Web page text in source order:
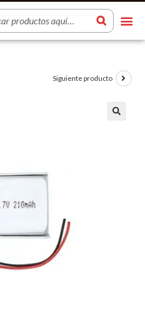
Siguiente producto